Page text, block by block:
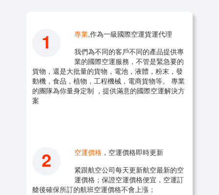
1 專業,作為一級國際空運貨運代理
我們為不同的客戶不同的產品提供專
業的國際空運服務，不管是緊急要的
貨物，還是大批量的貨物，電池，液體，粉末，發
動機，食品，植物，工程機械，電商貨物等。 專業
的團隊為你量身定制 ，提供滿意的國際空運解決方
案
2 空運價格 ，空運價格即時更新
紧跟航空公司每天更新航空最新的空
運價格；保證空運價格便宜，空運訂
艙後確保所訂的航班空運價格不會上漲；